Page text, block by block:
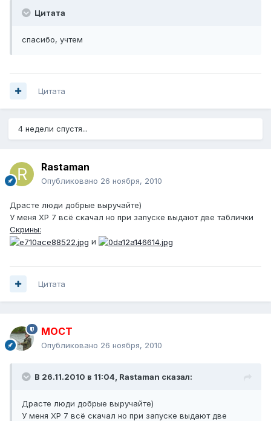
Цитата
спасибо, учтем
Цитата
4 недели спустя...
Rastaman
Опубликовано 26 ноября, 2010
Драсте люди добрые выручайте)
У меня ХР 7 всё скачал но при запуске выдают две таблички
Скрины:
и
Цитата
MOCT
Опубликовано 26 ноября, 2010
В 26.11.2010 в 11:04, Rastaman сказал:
Драсте люди добрые выручайте)
У меня ХР 7 всё скачал но при запуске выдают две